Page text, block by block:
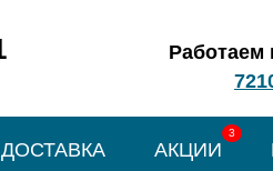
Работаем
ДОСТАВКА
3
АКЦИИ